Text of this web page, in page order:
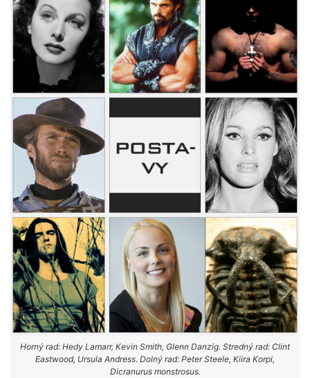
Horný rad: Hedy Lamarr, Kevin Smith, Glenn Danzig. Stredný rad: Clint
Eastwood, Ursula Andress. Dolný rad: Peter Steele, Kiira Korpi,
Dicranurus monstrosus.